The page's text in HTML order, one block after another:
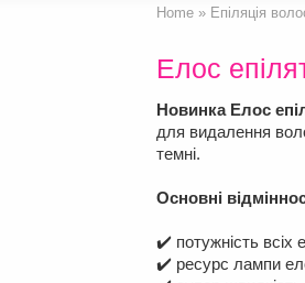
Home » Епіляція
Елос
Новинка Елос
для видалення
темні.
Основні
✔️ потужність всіх
✔️ ресурс лампи